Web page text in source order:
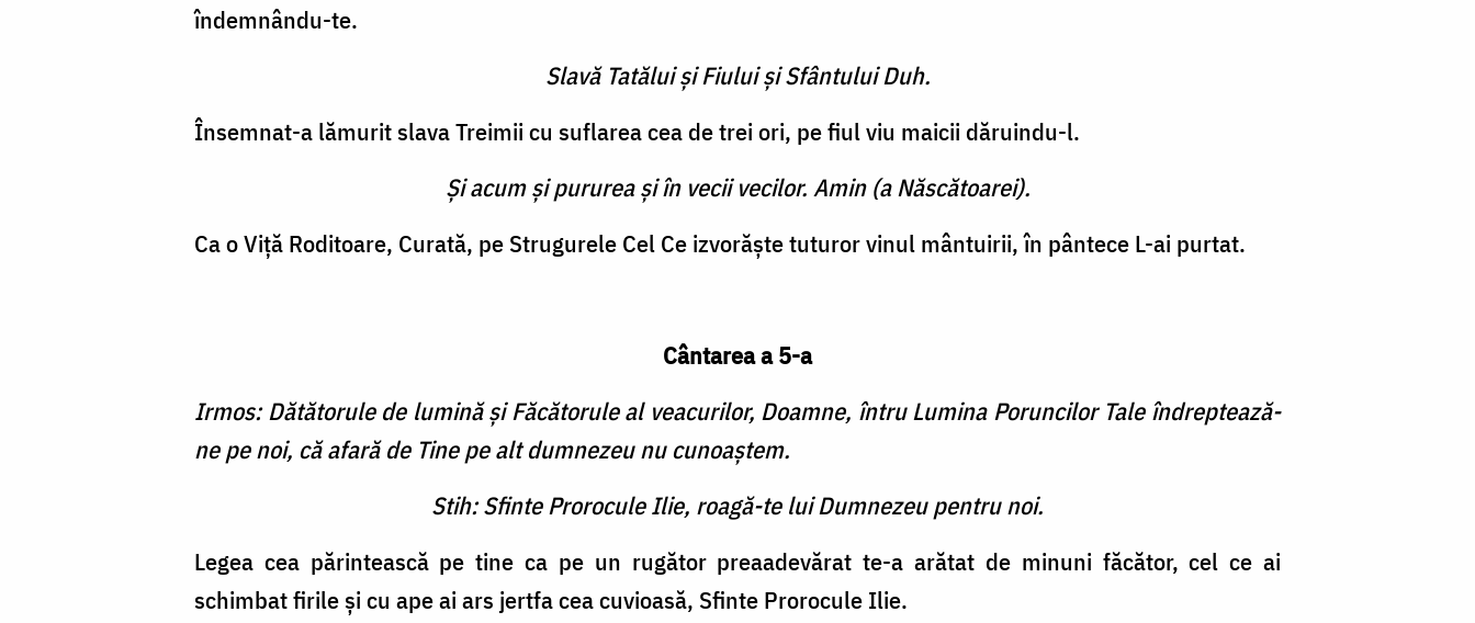
îndemnându-te.
Slavă Tatălui şi Fiului şi Sfântului Duh.
Însemnat-a lămurit slava Treimii cu suflarea cea de trei ori, pe fiul viu maicii dăruindu-l.
Şi acum şi pururea şi în vecii vecilor. Amin (a Născătoarei).
Ca o Viţă Roditoare, Curată, pe Strugurele Cel Ce izvorăşte tuturor vinul mântuirii, în pântece L-ai purtat.
Cântarea a 5-a
Irmos: Dătătorule de lumină şi Făcătorule al veacurilor, Doamne, întru Lumina Poruncilor Tale îndreptează-
ne pe noi, că afară de Tine pe alt dumnezeu nu cunoaştem.
Stih: Sfinte Prorocule Ilie, roagă-te lui Dumnezeu pentru noi.
Legea cea părintească pe tine ca pe un rugător preaadevărat te-a arătat de minuni făcător, cel ce ai
schimbat firile şi cu ape ai ars jertfa cea cuvioasă, Sfinte Prorocule Ilie.